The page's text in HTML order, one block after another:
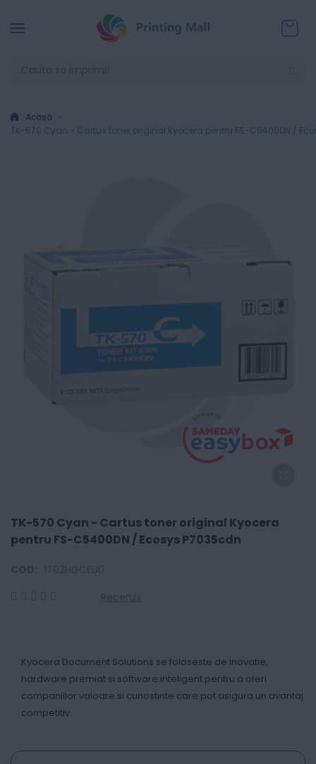
Acasă
TK-570 Cyan - Cartus toner original Kyocera pentru FS-C5400DN /
TK-570 Cyan - Cartus toner original Kyocera
pentru FS-C5400DN / Ecosys P7035cdn
Kyocera Document Solutions se foloseste de inovatie,
hardware premiat si software inteligent pentru a oferi
companiilor valoare si cunostinte care pot asigura un avantaj
competitiv.